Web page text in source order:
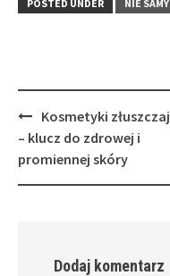
POSTED UNDER NIE
Post
navigation
Kosmetyki
– klucz do zdrowej i
promiennej skóry
Dodaj komentarz